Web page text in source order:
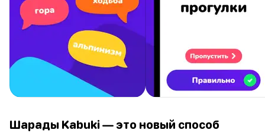
Шарады Kabuki — это новый способ